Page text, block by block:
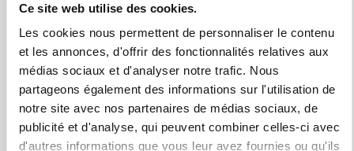
Ce site web utilise des cookies.
Les cookies nous permettent de personnaliser le contenu
et les annonces, d'offrir des fonctionnalités relatives aux
médias sociaux et d'analyser notre trafic. Nous
partageons également des informations sur l'utilisation de
notre site avec nos partenaires de médias sociaux, de
publicité et d'analyse, qui peuvent combiner celles-ci avec
d'autres informations que vous leur avez fournies ou qu'ils
branche tech. En…
Article | 24.10.2024
Déconnecter pendant les
vacances - conseils pour
les collaborateur/
trice/s et les cadres
Dans notre monde moderne
et numériquement
interconnecté, il est difficile